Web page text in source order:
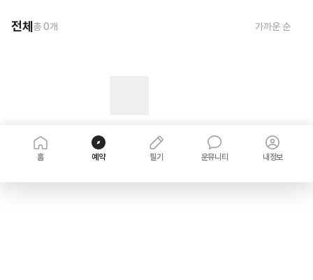
전체 총0개 가까운 순
홈 예약 필기 운뮤니티 내정보